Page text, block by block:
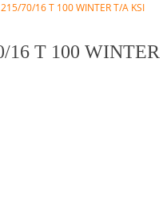
70/16 T 100 WINTER T/A KSI
16 T 100